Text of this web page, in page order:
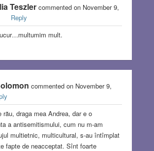
Teszlercommented on November 9,
Reply
mult.
commented on November 9,
rău, draga mea Andrea, dar e o
a antisemitismului, cum nu m-am
multietnic, multicultural, s-au întîmplat
fapte de neacceptat. Sînt foarte